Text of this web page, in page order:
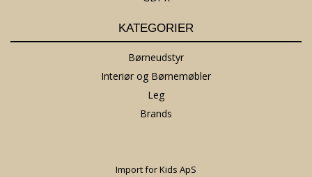
KATEGORIER
Børneudstyr
Interiør og Børnemøbler
Leg
Brands
Import for Kids ApS